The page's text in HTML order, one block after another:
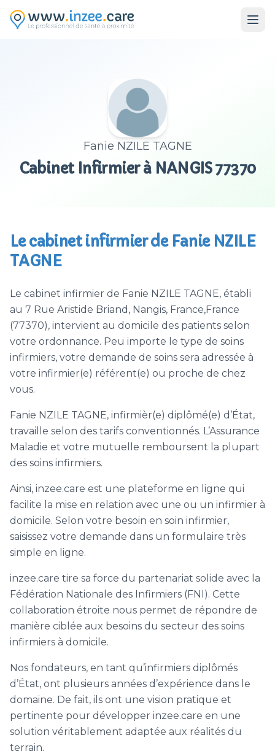
Fanie NZILE TAGNE
Cabinet Infirmier à NANGIS 77370
Le cabinet infirmier de Fanie NZILE
TAGNE
Le cabinet infirmier de Fanie NZILE TAGNE, établi
au 7 Rue Aristide Briand, Nangis, France,France
(77370), intervient au domicile des patients selon
votre ordonnance. Peu importe le type de soins
infirmiers, votre demande de soins sera adressée à
votre infirmier(e) référent(e) ou proche de chez
vous.
Fanie NZILE TAGNE, infirmièr(e) diplômé(e) d’État,
travaille selon des tarifs conventionnés. L’Assurance
Maladie et votre mutuelle remboursent la plupart
des soins infirmiers.
Ainsi, inzee.care est une plateforme en ligne qui
facilite la mise en relation avec une ou un infirmier à
domicile. Selon votre besoin en soin infirmier,
saisissez votre demande dans un formulaire très
simple en ligne.
inzee.care tire sa force du partenariat solide avec la
Fédération Nationale des Infirmiers (FNI). Cette
collaboration étroite nous permet de répondre de
manière ciblée aux besoins du secteur des soins
infirmiers à domicile.
Nos fondateurs, en tant qu’infirmiers diplômés
d’État, ont plusieurs années d’expérience dans le
domaine. De fait, ils ont une vision pratique et
pertinente pour développer inzee.care en une
solution véritablement adaptée aux réalités du
terrain.